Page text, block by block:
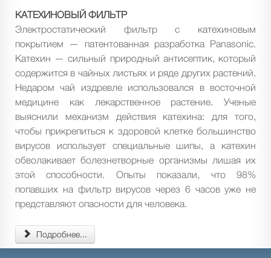
КАТЕХИНОВЫЙ ФИЛЬТР
Электростатический фильтр с катехиновым
покрытием — патентованная разработка Panasonic.
Катехин — сильный природный антисептик, который
содержится в чайных листьях и ряде других растений.
Недаром чай издревле использовался в восточной
медицине как лекарственное растение. Ученые
выяснили механизм действия катехина: для того,
чтобы прикрепиться к здоровой клетке большинство
вирусов использует специальные шипы, а катехин
обволакивает болезнетворные организмы лишая их
этой способности. Опыты показали, что 98%
попавших на фильтр вирусов через 6 часов уже не
представляют опасности для человека.
Подробнее...